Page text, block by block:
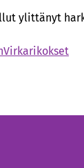
ylittänyt
Virkarikokset